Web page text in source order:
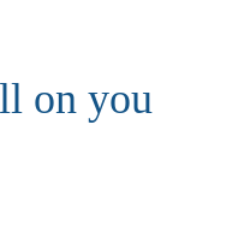
on you